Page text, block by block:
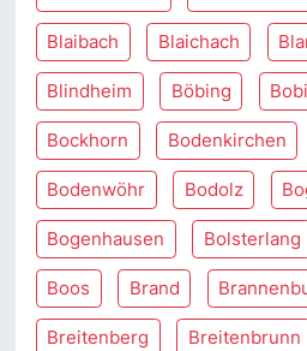
Blaibach Blaichach
Blindheim Böbing
Bockhorn Bodenkirchen
Bodenwöhr Bodolz
Bogenhausen Bolsterlang
Boos Brand
Breitenberg Breitenbrunn